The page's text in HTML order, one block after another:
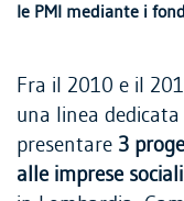
le PMI mediante i
Fra il 2010 e il
una linea
presentare 3
alle imprese sociali